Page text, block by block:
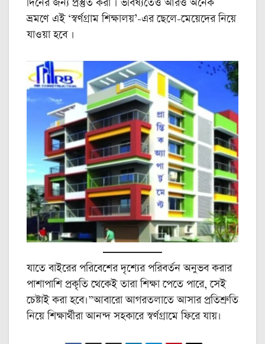
দিনের জন্য প্রস্তুত করা । ভবিষ্যতেও আরও অনেক
ভ্রমণে এই ‘স্বর্ণগ্রাম শিক্ষালয়’-এর ছেলে-মেয়েদের নিয়ে
যাওয়া হবে ।
যাতে বাইরের পরিবেশের দৃশ্যের পরিবর্তন অনুভব করার
পাশাপাশি প্রকৃতি থেকেই তারা শিক্ষা পেতে পারে, সেই
চেষ্টাই করা হবে।”আবারো আগরতলাতে আসার প্রতিশ্রুতি
নিয়ে শিক্ষার্থীরা আনন্দ সহকারে স্বর্ণগ্রামে ফিরে যায়।